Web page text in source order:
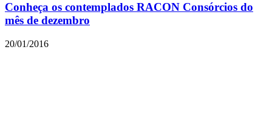
Conheça os contemplados RACON Consórcios do
mês de dezembro
20/01/2016